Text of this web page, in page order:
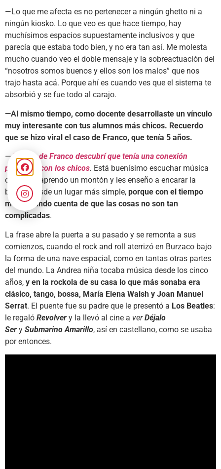
—Lo que me afecta es no pertenecer a ningún ghetto ni a
ningún kiosko. Lo que veo es que hace tiempo, hay
muchísimos espacios supuestamente inclusivos y que
parecía que estaba todo bien, y no era tan así. Me molesta
mucho cuando veo el doble mensaje y la sobreactuación del
“nosotros somos buenos y ellos son los malos” que nos
trajo hasta acá. Porque ahí es cuando ves que el sistema te
absorbió y se fue todo al carajo.
—Al mismo tiempo, como docente desarrollaste un vínculo
muy interesante con tus alumnos más chicos. Recuerdo
que se hizo viral el caso de Franco, que tenía 5 años.
— A partir de Franco descubrí que tenía una conexión
particular con los chicos. Está buenísimo escuchar música
con ellos, aprendo un montón y les enseño a encarar la
batería desde un lugar más simple, porque con el tiempo
me fui dando cuenta de que las cosas no son tan
complicadas.
La frase abre la puerta a su pasado y se remonta a sus
comienzos, cuando el rock and roll aterrizó en Burzaco bajo
la forma de una nave espacial, como en tantas otras partes
del mundo. La Andrea niña tocaba música desde los cinco
años, y en la rockola de su casa lo que más sonaba era
clásico, tango, bossa, María Elena Walsh y Joan Manuel
Serrat. El puente fue su padre que le presentó a Los Beatles:
le regaló Revolver y la llevó al cine a verDéjalo
Ser y Submarino Amarillo, así en castellano, como se usaba
por entonces.